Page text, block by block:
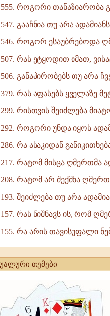
555. როგორი თანაზიარობა
547. გააჩნია თუ არა
546. როგორ ესაუბრებოდა
507. რას ეტყოდით იმათ,
506. განაპირობებს თუ არა
379. რას აფასებს ყველაზე
299. რისთვის შეიძლება
292. როგორი უნდა იყოს
286. რა ასაკიდან
217. რატომ მისცა ღმერთმა
208. რატომ არ შექმნა
193. შეიძლება თუ არა
157. რას ნიშნავს ის, რომ
155. რა არის თავისუფალი
თემები